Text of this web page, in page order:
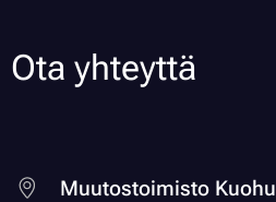
Ota yhteyttä
Muutostoimisto Kuohu